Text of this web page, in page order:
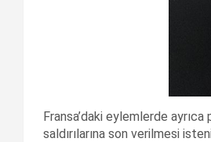
Fransa’daki eylemlerde
saldırılarına son verilmesi